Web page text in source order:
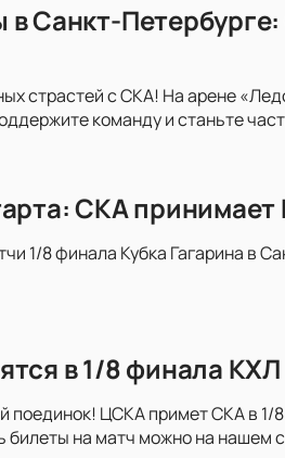
в Санкт-
страстей с СКА! На арене
команду и станьте
СКА
1/8 финала Кубка Гагарина в
в 1/8 финала
поединок! ЦСКА примет СКА в
на матч можно на нашем